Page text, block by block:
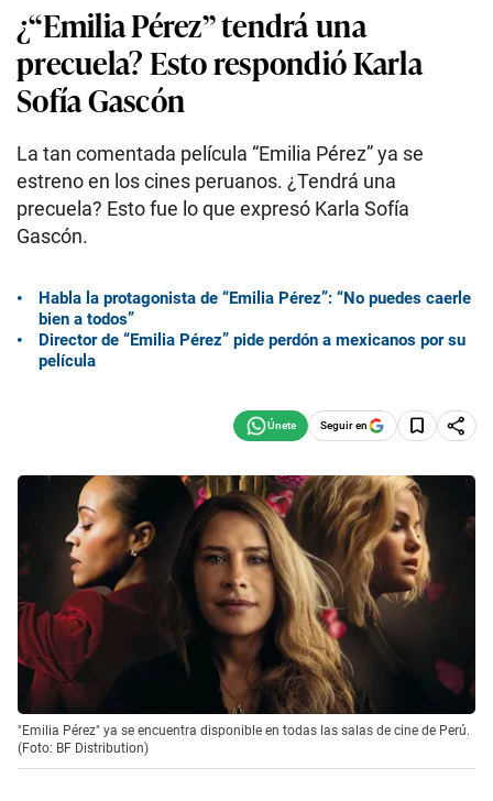
¿“Emilia Pérez” tendrá una
precuela? Esto respondió Karla
Sofía Gascón
La tan comentada película “Emilia Pérez” ya se
estreno en los cines peruanos. ¿Tendrá una
precuela? Esto fue lo que expresó Karla Sofía
Gascón.
Habla la protagonista de “Emilia Pérez”: “No puedes caerle
bien a todos”
Director de “Emilia Pérez” pide perdón a mexicanos por su
película
Seguir en
"Emilia Pérez" ya se encuentra disponible en todas las salas de cine de Perú.
(Foto: BF Distribution)